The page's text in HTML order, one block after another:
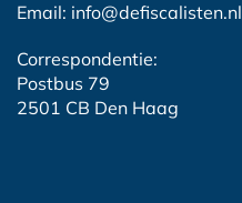
Email: info@defiscalisten.nl
Correspondentie:
Postbus 79
2501 CB Den Haag